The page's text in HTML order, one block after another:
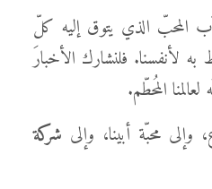
المحبّ الذي يتوق إليه كلّ
لأنفسنا. فلنشارك الأخبارَ
المُحطّم.
وإلى محبّة أبينا، وإلى شركة